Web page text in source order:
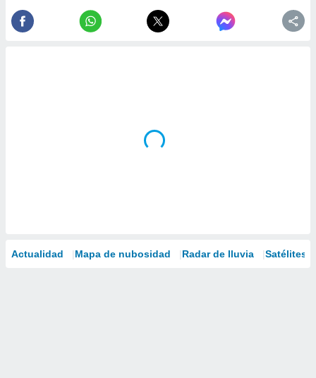
Actualidad Mapa de nubosidad Radar de lluvia Satélites